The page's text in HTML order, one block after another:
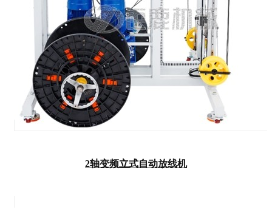
2轴变频立式自动放线机